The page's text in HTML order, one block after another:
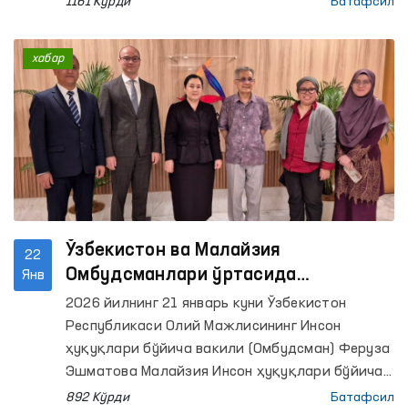
22
Янв
Ўзбекистон ва Малайзия
Омбудсманлари ўртасида
ҳамкорлик йўлга қўйилди
2026 йилнинг 21 январь куни Ўзбекистон
Республикаси Олий Мажлисининг Инсон
ҳуқуқлари бўйича вакили (Омбудсман) Феруза
Эшматова Малайзия Инсон ҳуқуқлари бўйича
комиссияси раиси Сери Моҳд Ҳишамудин Мд
892 Кўрди Батафсил
хабар